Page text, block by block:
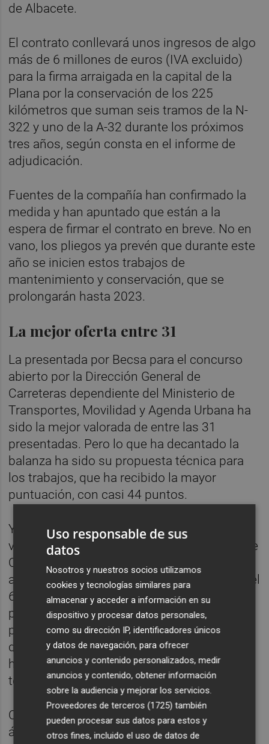
de Albacete.
El contrato conllevará unos ingresos de algo
más de 6 millones de euros (IVA excluido)
para la firma arraigada en la capital de la
Plana por la conservación de los 225
kilómetros que suman seis tramos de la N-
322 y uno de la A-32 durante los próximos
tres años, según consta en el informe de
adjudicación.
Fuentes de la compañía han confirmado la
medida y han apuntado que están a la
espera de firmar el contrato en breve. No en
vano, los pliegos ya prevén que durante este
año se inicien estos trabajos de
mantenimiento y conservación, que se
prolongarán hasta 2023.
La mejor oferta entre 31
La presentada por Becsa para el concurso
abierto por la Dirección General de
Carreteras dependiente del Ministerio de
Transportes, Movilidad y Agenda Urbana ha
sido la mejor valorada de entre las 31
presentadas. Pero lo que ha decantado la
balanza ha sido su propuesta técnica para
los trabajos, que ha recibido la mayor
puntuación, con casi 44 puntos.
Y es que en el apartado económico eran
varias las ofertas más bajas. Entre ellas la de
CHM, que fue catalogada como
anormalmente baja al situarse por debajo del
60% de los 10,48 millones de euros de
presupuesto base de licitación. Otras varias
propuestas mejoraban la oferta económica
de la firma castellonense, que finalmente se
ha llevado el gato al agua por sus mejoras
técnicas.
Con todo ello, Becsa continúa ampliando su
ámbito de actuación en el mantenimiento y
Uso responsable de sus
datos
Nosotros y nuestros socios utilizamos
cookies y tecnologías similares para
almacenar y acceder a información en su
dispositivo y procesar datos personales,
como su dirección IP, identificadores únicos
y datos de navegación, para ofrecer
anuncios y contenido personalizados, medir
anuncios y contenido, obtener información
sobre la audiencia y mejorar los servicios.
Proveedores de terceros (1725) también
pueden procesar sus datos para estos y
otros fines, incluido el uso de datos de